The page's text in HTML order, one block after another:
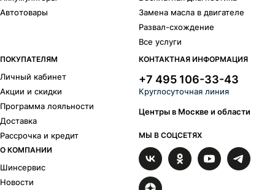
Headway
Laufenn
Sailun
Westlake
Типоразмеры
R19
235/55 R19
265/50 R19
Автотовары
Замена масла в двигателе
Развал-схождение
Все услуги
ПОКУПАТЕЛЯМ
Личный кабинет
Акции и скидки
Программа лояльности
Доставка
Рассрочка и кредит
О КОМПАНИИ
Шинсервис
Новости
КОНТАКТНАЯ ИНФОРМАЦИЯ
+7 495 106-33-43
Круглосуточная линия
Центры в Москве и области
МЫ В СОЦСЕТЯХ